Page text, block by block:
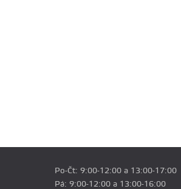
Po-Čt: 9:00-12:00 a 13:00-17:00
Pá: 9:00-12:00 a 13:00-16:00